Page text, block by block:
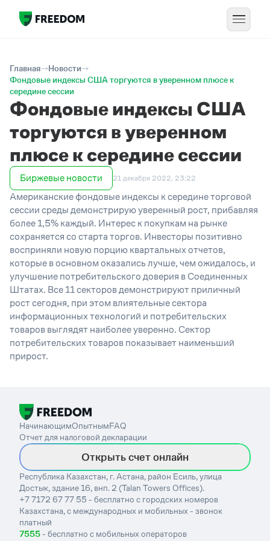
Главная
Новости
Фондовые индексы США торгуются в уверенном плюсе к
середине сессии
Фондовые индексы США
торгуются в уверенном
плюсе к середине сессии
Биржевые новости 21 декабря 2022, 23:22
Американские фондовые индексы к середине торговой
сессии среды демонстрирую уверенный рост, прибавляя
более 1,5% каждый. Интерес к покупкам на рынке
сохраняется со старта торгов. Инвесторы позитивно
восприняли новую порцию квартальных отчетов,
которые в основном оказались лучше, чем ожидалось, и
улучшение потребительского доверия в Соединенных
Штатах. Все 11 секторов демонстрируют приличный
рост сегодня, при этом влиятельные сектора
информационных технологий и потребительских
товаров выглядят наиболее уверенно. Сектор
потребительских товаров показывает наименьший
прирост.
НачинающимОпытнымFAQ
Отчет для налоговой декларации
Открыть счет онлайн
Республика Казахстан, г. Астана, район Есиль, улица
Достык, здание 16, внп. 2 (Talan Towers Offices).
+7 7172 67 77 55 - бесплатно с городских номеров
Казахстана, с международных и мобильных - звонок
платный
7555- бесплатно с мобильных операторов